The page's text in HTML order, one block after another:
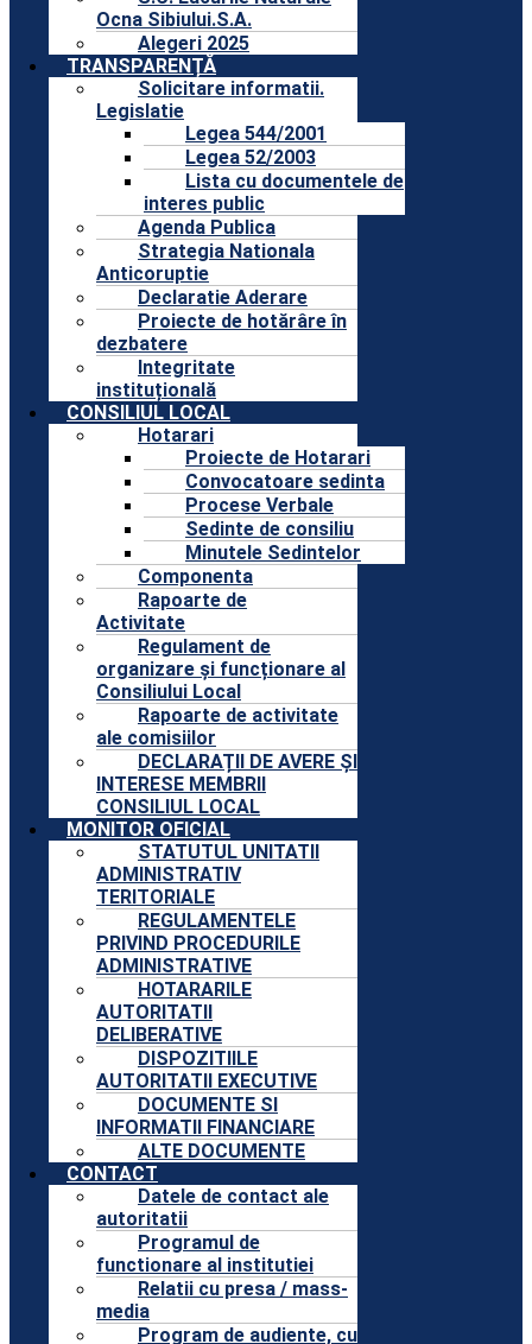
Ocna Sibiului.S.A.
Alegeri 2025
TRANSPARENȚĂ
Solicitare informatii.
Legislatie
Legea 544/2001
Legea 52/2003
Lista cu documentele de
interes public
Agenda Publica
Strategia Nationala
Anticoruptie
Declaratie Aderare
Proiecte de hotărâre în
dezbatere
Integritate
instituțională
CONSILIUL LOCAL
Hotarari
Proiecte de Hotarari
Convocatoare sedinta
Procese Verbale
Sedinte de consiliu
Minutele Sedintelor
Componenta
Rapoarte de
Activitate
Regulament de
organizare și funcționare al
Consiliului Local
Rapoarte de activitate
ale comisiilor
DECLARAȚII DE AVERE ȘI
INTERESE MEMBRII
CONSILIUL LOCAL
MONITOR OFICIAL
STATUTUL UNITATII
ADMINISTRATIV
TERITORIALE
REGULAMENTELE
PRIVIND PROCEDURILE
ADMINISTRATIVE
HOTARARILE
AUTORITATII
DELIBERATIVE
DISPOZITIILE
AUTORITATII EXECUTIVE
DOCUMENTE SI
INFORMATII FINANCIARE
ALTE DOCUMENTE
CONTACT
Datele de contact ale
autoritatii
Programul de
functionare al institutiei
Relatii cu presa / mass-
media
Program de audiente, cu